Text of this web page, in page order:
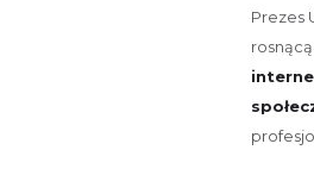
Prezes